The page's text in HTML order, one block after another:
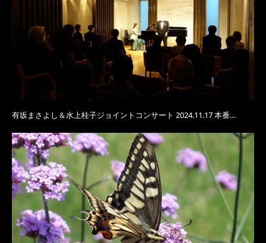
有坂まさよし＆水上桂子ジョイントコンサート 2024.11.17 本番…